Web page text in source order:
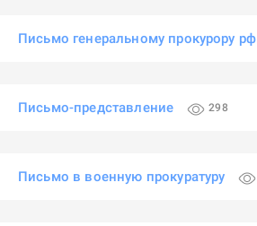
Письмо генеральному прокурору рф
Письмо-представление 298
Письмо в военную прокуратуру